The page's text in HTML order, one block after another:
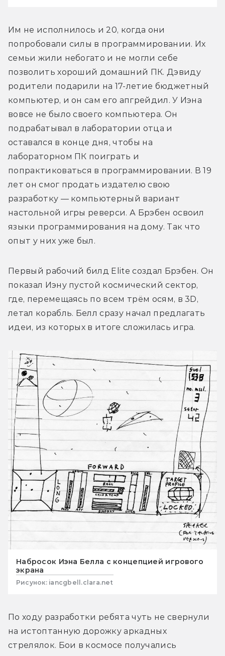
Им не исполнилось и 20, когда они
попробовали силы в программировании. Их
семьи жили небогато и не могли себе
позволить хороший домашний ПК. Дэвиду
родители подарили на 17-летие бюджетный
компьютер, и он сам его апгрейдил. У Иэна
вовсе не было своего компьютера. Он
подрабатывал в лаборатории отца и
оставался в конце дня, чтобы на
лабораторном ПК поиграть и
попрактиковаться в программировании. В 19
лет он смог продать издателю свою
разработку — компьютерный вариант
настольной игры реверси. А Брэбен освоил
языки программирования на дому. Так что
опыт у них уже был.
Первый рабочий билд Elite создал Брэбен. Он
показал Иэну пустой космический сектор,
где, перемещаясь по всем трём осям, в 3D,
летал корабль. Белл сразу начал предлагать
идеи, из которых в итоге сложилась игра.
Набросок Иэна Белла с концепцией игрового
экрана
Рисунок: iancgbell.clara.net
По ходу разработки ребята чуть не свернули
на истоптанную дорожку аркадных
стрелялок. Бои в космосе получались